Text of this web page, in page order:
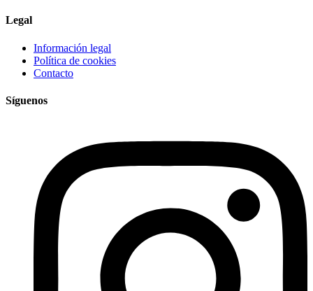
Legal
Información legal
Política de cookies
Contacto
Síguenos